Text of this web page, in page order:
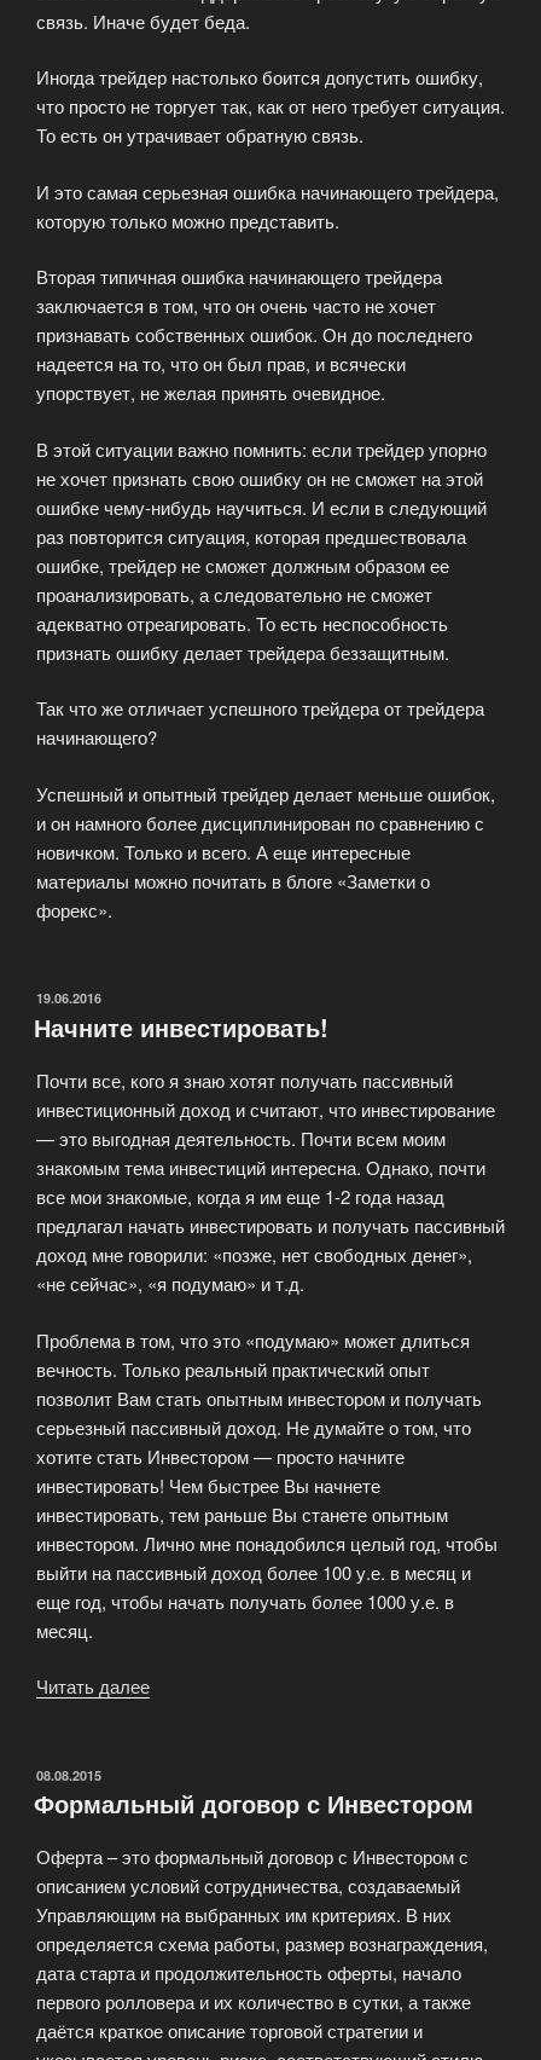
связь. Иначе будет беда.
Иногда трейдер настолько боится допустить ошибку,
что просто не торгует так, как от него требует ситуация.
То есть он утрачивает обратную связь.
И это самая серьезная ошибка начинающего трейдера,
которую только можно представить.
Вторая типичная ошибка начинающего трейдера
заключается в том, что он очень часто не хочет
признавать собственных ошибок. Он до последнего
надеется на то, что он был прав, и всячески
упорствует, не желая принять очевидное.
В этой ситуации важно помнить: если трейдер упорно
не хочет признать свою ошибку он не сможет на этой
ошибке чему-нибудь научиться. И если в следующий
раз повторится ситуация, которая предшествовала
ошибке, трейдер не сможет должным образом ее
проанализировать, а следовательно не сможет
адекватно отреагировать. То есть неспособность
признать ошибку делает трейдера беззащитным.
Так что же отличает успешного трейдера от трейдера
начинающего?
Успешный и опытный трейдер делает меньше ошибок,
и он намного более дисциплинирован по сравнению с
новичком. Только и всего. А еще интересные
материалы можно почитать в блоге «Заметки о
форекс».
ОПУБЛИКОВАНО
19.06.2016
Начните инвестировать!
Почти все, кого я знаю хотят получать пассивный
инвестиционный доход и считают, что инвестирование
— это выгодная деятельность. Почти всем моим
знакомым тема инвестиций интересна. Однако, почти
все мои знакомые, когда я им еще 1-2 года назад
предлагал начать инвестировать и получать пассивный
доход мне говорили: «позже, нет свободных денег»,
«не сейчас», «я подумаю» и т.д.
Проблема в том, что это «подумаю» может длиться
вечность. Только реальный практический опыт
позволит Вам стать опытным инвестором и получать
серьезный пассивный доход. Не думайте о том, что
хотите стать Инвестором — просто начните
инвестировать! Чем быстрее Вы начнете
инвестировать, тем раньше Вы станете опытным
инвестором. Лично мне понадобился целый год, чтобы
выйти на пассивный доход более 100 у.е. в месяц и
еще год, чтобы начать получать более 1000 у.е. в
месяц.
Читать далее
ОПУБЛИКОВАНО
08.08.2015
Формальный договор с Инвестором
Оферта – это формальный договор с Инвестором с
описанием условий сотрудничества, создаваемый
Управляющим на выбранных им критериях. В них
определяется схема работы, размер вознаграждения,
дата старта и продолжительность оферты, начало
первого ролловера и их количество в сутки, а также
даётся краткое описание торговой стратегии и